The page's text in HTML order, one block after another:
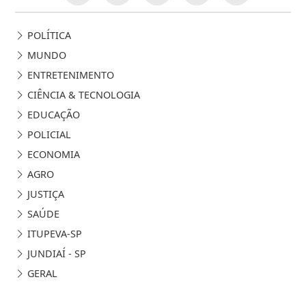
POLÍTICA
MUNDO
ENTRETENIMENTO
CIÊNCIA & TECNOLOGIA
EDUCAÇÃO
POLICIAL
ECONOMIA
AGRO
JUSTIÇA
SAÚDE
ITUPEVA-SP
JUNDIAÍ - SP
GERAL